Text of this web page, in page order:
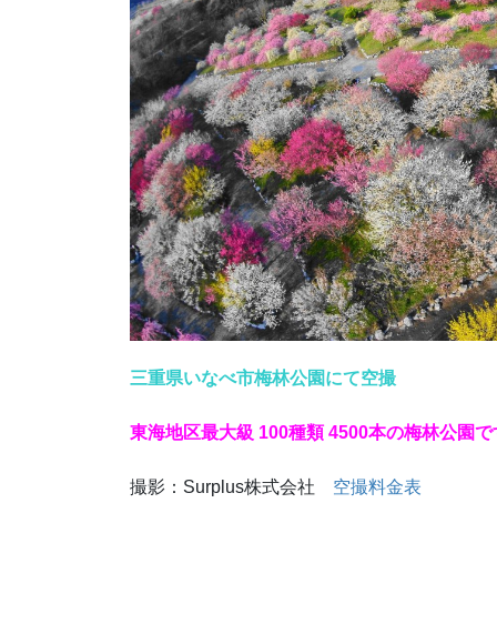
三重県いなべ市梅林公園にて空撮
東海地区最大級 100種類 4500本の梅林公園で
撮影：Surplus株式会社 空撮料金表